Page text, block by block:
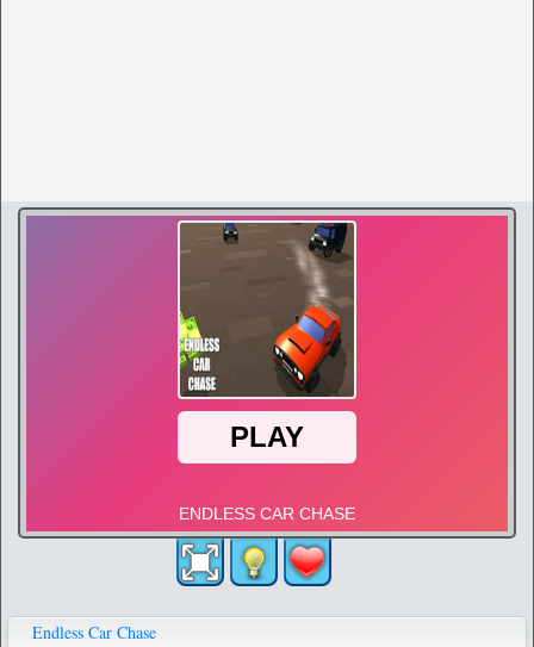
Endless Car Chase